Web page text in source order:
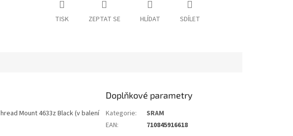
TISK ZEPTAT SE HLÍDAT SDÍLET
Mount 4633z Black (v balení
Doplňkové parametry
Kategorie:
SRAM
EAN: 710845916618